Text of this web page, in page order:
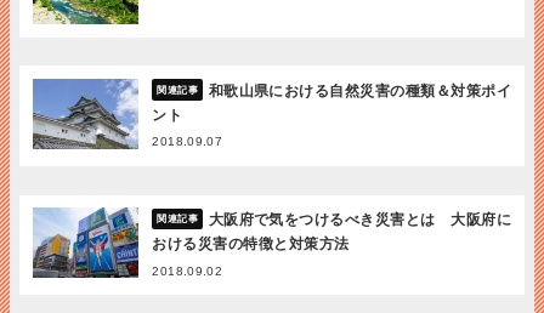
和歌山県における自然災害の種類＆対策ポイ
ント
2018.09.07
大阪府で気をつけるべき災害とは 大阪府に
おける災害の特徴と対策方法
2018.09.02